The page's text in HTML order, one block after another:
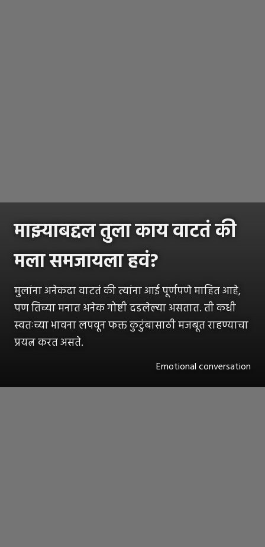
माझ्याबद्दल तुला काय वाटतं की
मला समजायला हवं?
मुलांना अनेकदा वाटतं की त्यांना आई पूर्णपणे माहित आहे,
पण तिच्या मनात अनेक गोष्टी दडलेल्या असतात. ती कधी
स्वतःच्या भावना लपवून फक्त कुटुंबासाठी मजबूत राहण्याचा
प्रयत्न करत असते.
Emotional conversation